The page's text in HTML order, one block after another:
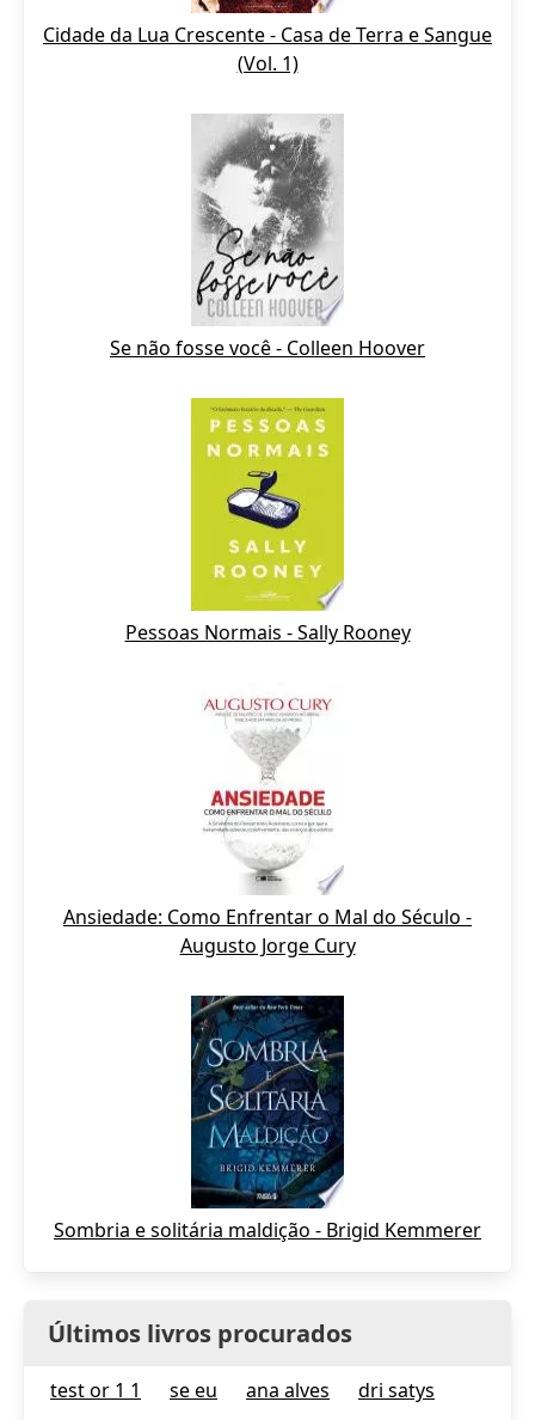
Cidade da Lua Crescente - Casa de Terra e Sangue
(Vol. 1)
Se não fosse você - Colleen Hoover
Pessoas Normais - Sally Rooney
Ansiedade: Como Enfrentar o Mal do Século -
Augusto Jorge Cury
Sombria e solitária maldição - Brigid Kemmerer
Últimos livros procurados
test or 1 1 se eu ana alves
dri satys